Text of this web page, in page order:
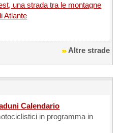
una strada tra le montagne
Atlante
Altre strade
Calendario
in programma in